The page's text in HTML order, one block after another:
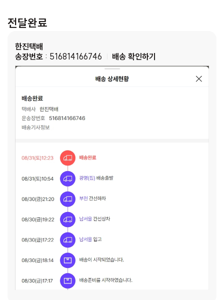
전달완료
한진택배
송장번호 : 516814166746 배송 확인하기